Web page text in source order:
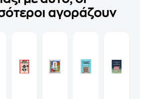
αγοράζουν